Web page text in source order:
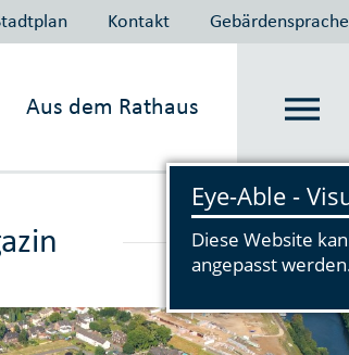
Kontakt Gebärdensprache
Aus dem Rathaus
Vorlesen